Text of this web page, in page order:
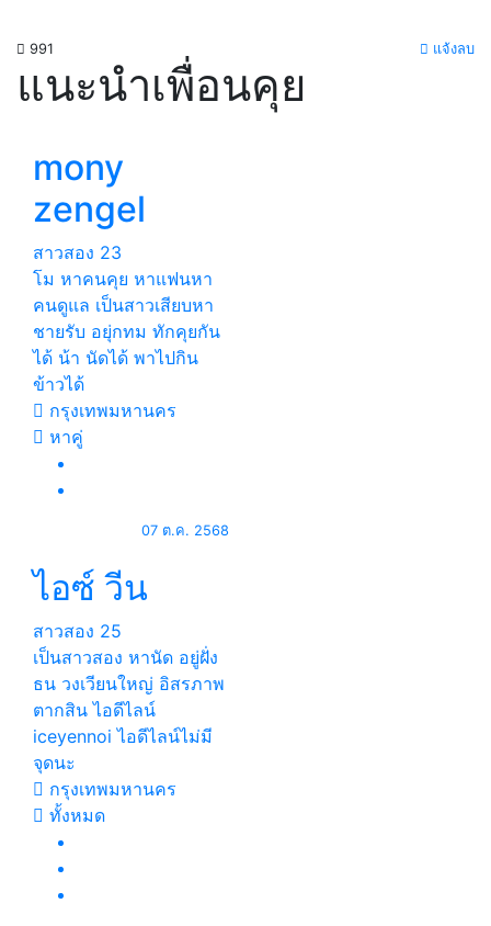
991 แจ้งลบ
แนะนำเพื่อนคุย
mony
zengel
สาวสอง 23
โม หาคนคุย หาแฟนหา
คนดูแล เป็นสาวเสียบหา
ชายรับ อยุ่กทม ทักคุยกัน
ได้ น้า นัดได้ พาไปกิน
ข้าวได้
กรุงเทพมหานคร
หาคู่
07 ต.ค. 2568
ไอซ์ วีน
สาวสอง 25
เป็นสาวสอง หานัด อยู่ฝั่ง
ธน วงเวียนใหญ่ อิสรภาพ
ตากสิน ไอดีไลน์
iceyennoi ไอดีไลน์ไม่มี
จุดนะ
กรุงเทพมหานคร
ทั้งหมด